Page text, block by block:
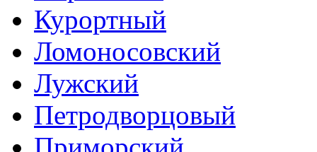
Курортный
Ломоносовский
Лужский
Петродворцовый